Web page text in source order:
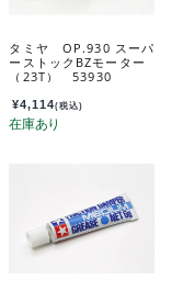
タミヤ OP.930 スーパ
ーストックBZモーター
（23T） 53930
¥4,114(税込)